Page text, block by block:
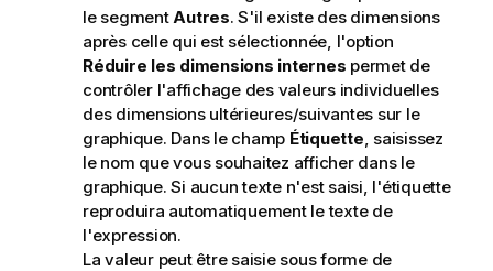
le segment Autres. S'il existe des dimensions
après celle qui est sélectionnée, l'option
Réduire les dimensions internes permet de
contrôler l'affichage des valeurs individuelles
des dimensions ultérieures/suivantes sur le
graphique. Dans le champ Étiquette , saisissez
le nom que vous souhaitez afficher dans le
graphique. Si aucun texte n'est saisi, l'étiquette
reproduira automatiquement le texte de
l'expression.
La valeur peut être saisie sous forme de